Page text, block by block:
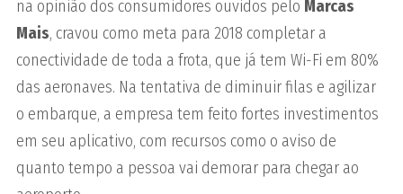
na opinião dos consumidores ouvidos pelo Marcas
Mais, cravou como meta para 2018 completar a
conectividade de toda a frota, que já tem Wi-Fi em 80%
das aeronaves. Na tentativa de diminuir filas e agilizar
o embarque, a empresa tem feito fortes investimentos
em seu aplicativo, com recursos como o aviso de
quanto tempo a pessoa vai demorar para chegar ao